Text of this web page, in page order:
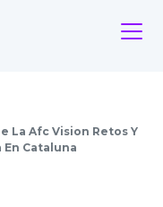
La Afc Vision Retos Y
Cataluna